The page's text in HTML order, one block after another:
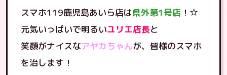
スマホ119鹿児島あいら店は県外第1号店 ！☆
元気いっぱいで明るいユリエ店長と
笑顔がナイスなアヤカちゃんが、皆様のスマホ
を治します！